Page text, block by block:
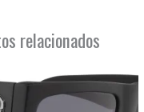
relacionados